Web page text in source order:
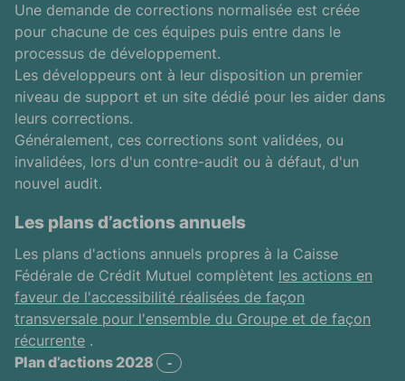
Une demande de corrections normalisée est créée
pour chacune de ces équipes puis entre dans le
processus de développement.
Les développeurs ont à leur disposition un premier
niveau de support et un site dédié pour les aider dans
leurs corrections.
Généralement, ces corrections sont validées, ou
invalidées, lors d'un contre-audit ou à défaut, d'un
nouvel audit.
Les plans d’actions annuels
Les plans d'actions annuels propres à la Caisse
Fédérale de Crédit Mutuel complètent les actions en
faveur de l'accessibilité réalisées de façon
transversale pour l'ensemble du Groupe et de façon
récurrente .
Plan d’actions 2028
-Plan d’actions 2028